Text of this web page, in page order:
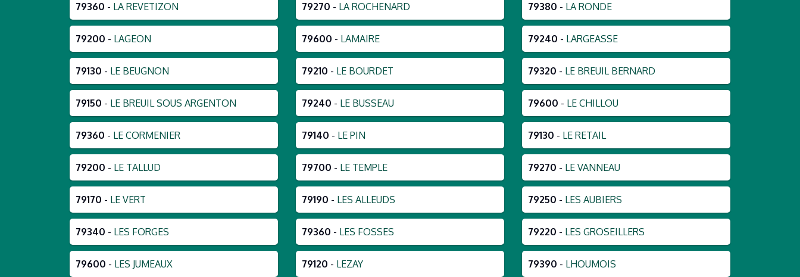
79360 - LA REVETIZON 79270 - LA ROCHENARD 79380 - LA RONDE
79200 - LAGEON 79600 - LAMAIRE 79240 - LARGEASSE
79130 - LE BEUGNON 79210 - LE BOURDET 79320 - LE BREUIL BERNARD
79150 - LE BREUIL SOUS ARGENTON 79240 - LE BUSSEAU 79600 - LE CHILLOU
79360 - LE CORMENIER 79140 - LE PIN 79130 - LE RETAIL
79200 - LE TALLUD 79700 - LE TEMPLE 79270 - LE VANNEAU
79170 - LE VERT 79190 - LES ALLEUDS 79250 - LES AUBIERS
79340 - LES FORGES 79360 - LES FOSSES 79220 - LES GROSEILLERS
79600 - LES JUMEAUX 79120 - LEZAY 79390 - LHOUMOIS